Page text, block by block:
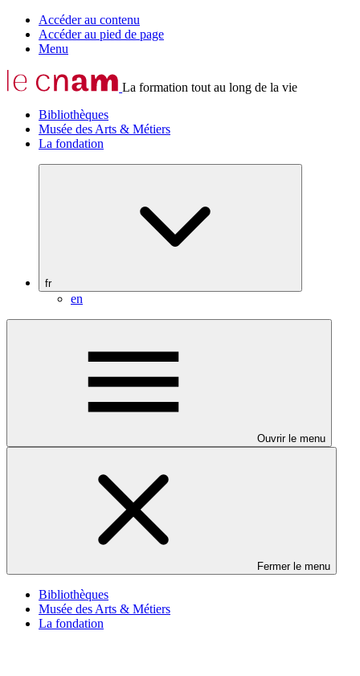
Accéder au contenu
Accéder au pied de page
Menu
La formation tout au long de la vie
Bibliothèques
Musée des Arts & Métiers
La fondation
fr
en
Ouvrir le menu
Fermer le menu
Bibliothèques
Musée des Arts & Métiers
La fondation